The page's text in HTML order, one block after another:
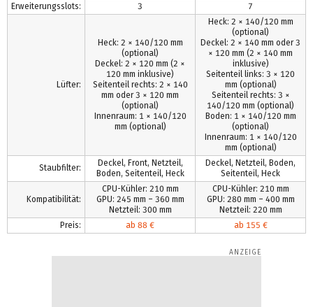
Erweiterungsslots:
3 7
Lüfter:
Heck: 2 × 140/120 mm
(optional)
Deckel: 2 × 120 mm (2 ×
120 mm inklusive)
Seitenteil rechts: 2 × 140
mm oder 3 × 120 mm
(optional)
Innenraum: 1 × 140/120
mm (optional)
Heck: 2 × 140/120 mm
(optional)
Deckel: 2 × 140 mm oder 3
× 120 mm (2 × 140 mm
inklusive)
Seitenteil links: 3 × 120
mm (optional)
Seitenteil rechts: 3 ×
140/120 mm (optional)
Boden: 1 × 140/120 mm
(optional)
Innenraum: 1 × 140/120
mm (optional)
Staubfilter:
Deckel, Front, Netzteil,
Boden, Seitenteil, Heck
Deckel, Netzteil, Boden,
Seitenteil, Heck
Kompatibilität:
CPU-Kühler: 210 mm
GPU: 245 mm – 360 mm
Netzteil: 300 mm
CPU-Kühler: 210 mm
GPU: 280 mm – 400 mm
Netzteil: 220 mm
Preis:
ab 88 € ab 155 €